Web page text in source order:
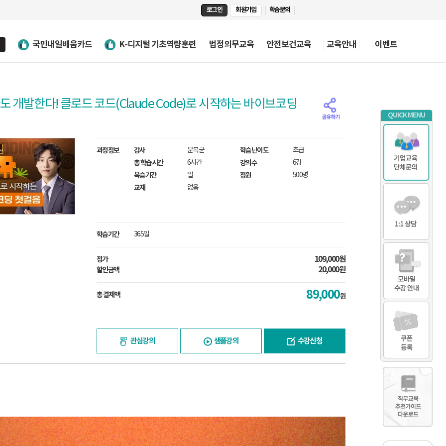
국민내일배움카드 K-디지털 기초역량훈련 법정의무교육 안전보건교육 교육안내 이벤트
로그인 회원가입 학습문의
개발한다! 클로드 코드(Claude Code)로 시작하는 바이브코딩
과정정보 강사 문복균 학습난이도 초급
총 학습시간 6시간 강의수 6강
복습기간 일 정원 500명
교재 없음
학습기간 365일
정가
할인금액
109,000원
20,000원
총 결제액 89,000원
관심강의 샘플강의 수강신청
QUICK MENU